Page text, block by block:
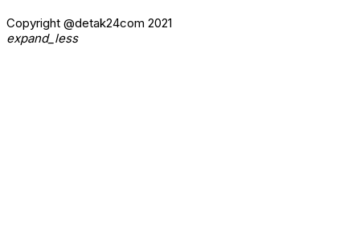
Copyright @detak24com 2021
expand_less